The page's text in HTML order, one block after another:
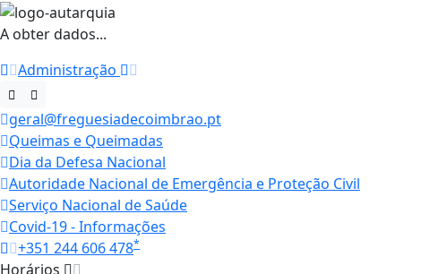
A obter dados...
Administração
geral@freguesiadecoimbrao.pt
Queimas e Queimadas
Dia da Defesa Nacional
Autoridade Nacional de Emergência e Proteção Civil
Serviço Nacional de Saúde
Covid-19 - Informações
+351 244 606 478*
Horários